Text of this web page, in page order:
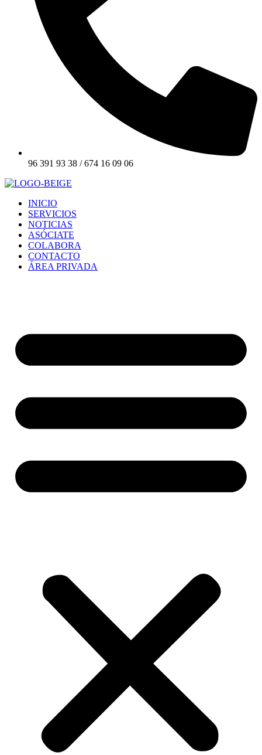
96 391 93 38 / 674 16 09 06
INICIO
SERVICIOS
NOTICIAS
ASÓCIATE
COLABORA
CONTACTO
ÁREA PRIVADA